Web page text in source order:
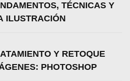
TÉCNICAS Y
ILUSTRACIÓN
Y RETOQUE
PHOTOSHOP